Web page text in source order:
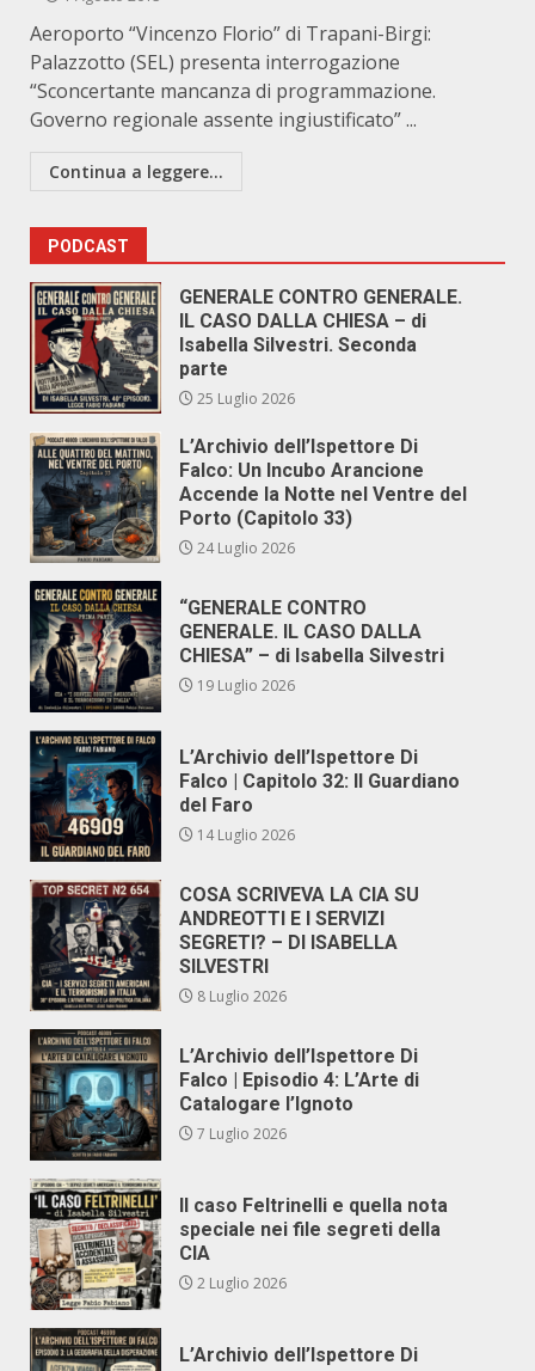
Aeroporto “Vincenzo Florio” di Trapani-Birgi:
Palazzotto (SEL) presenta interrogazione
“Sconcertante mancanza di programmazione.
Governo regionale assente ingiustificato” ...
Continua a leggere...
PODCAST
GENERALE CONTRO GENERALE.
IL CASO DALLA CHIESA – di
Isabella Silvestri. Seconda
parte
25 Luglio 2026
L’Archivio dell’Ispettore Di
Falco: Un Incubo Arancione
Accende la Notte nel Ventre del
Porto (Capitolo 33)
24 Luglio 2026
“GENERALE CONTRO
GENERALE. IL CASO DALLA
CHIESA” – di Isabella Silvestri
19 Luglio 2026
L’Archivio dell’Ispettore Di
Falco | Capitolo 32: Il Guardiano
del Faro
14 Luglio 2026
COSA SCRIVEVA LA CIA SU
ANDREOTTI E I SERVIZI
SEGRETI? – DI ISABELLA
SILVESTRI
8 Luglio 2026
L’Archivio dell’Ispettore Di
Falco | Episodio 4: L’Arte di
Catalogare l’Ignoto
7 Luglio 2026
Il caso Feltrinelli e quella nota
speciale nei file segreti della
CIA
2 Luglio 2026
L’Archivio dell’Ispettore Di